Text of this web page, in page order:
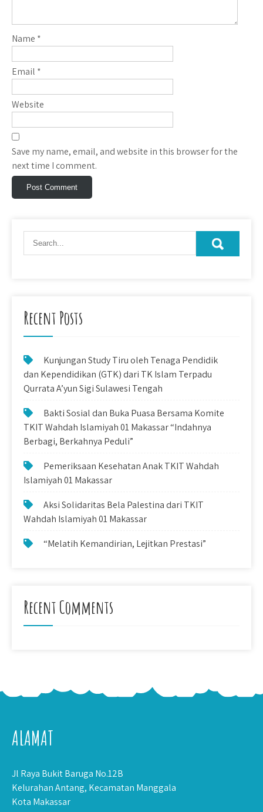
Name *
Email *
Website
Save my name, email, and website in this browser for the
next time I comment.
Recent Posts
Kunjungan Study Tiru oleh Tenaga Pendidik
dan Kependidikan (GTK) dari TK Islam Terpadu
Qurrata A’yun Sigi Sulawesi Tengah
Bakti Sosial dan Buka Puasa Bersama Komite
TKIT Wahdah Islamiyah 01 Makassar “Indahnya
Berbagi, Berkahnya Peduli”
Pemeriksaan Kesehatan Anak TKIT Wahdah
Islamiyah 01 Makassar
Aksi Solidaritas Bela Palestina dari TKIT
Wahdah Islamiyah 01 Makassar
“Melatih Kemandirian, Lejitkan Prestasi”
Recent Comments
ALAMAT
Jl Raya Bukit Baruga No.12B
Kelurahan Antang, Kecamatan Manggala
Kota Makassar